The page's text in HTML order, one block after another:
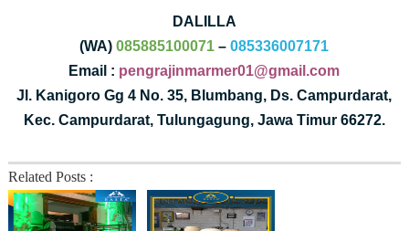
DALILLA
(WA)085885100071 –085336007171
Email : pengrajinmarmer01@gmail.com
Jl. Kanigoro Gg 4 No. 35, Blumbang, Ds. Campurdarat,
Kec. Campurdarat, Tulungagung, Jawa Timur 66272.
Related Posts :